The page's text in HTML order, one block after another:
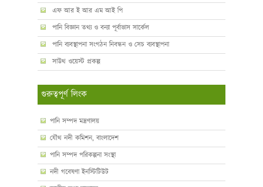
এফ আর ই আর এম আই পি
পানি বিজ্ঞান তথ্য ও বন্যা পূর্বাভাস সার্কেল
পানি ব্যবস্থাপনা সংগঠন নিবন্ধন ও সেচ ব্যবস্থাপনা
সাউথ ওয়েস্ট প্রকল্প
গুরুত্বপূর্ণ লিংক
পানি সম্পদ মন্ত্রণালয়
যৌথ নদী কমিশন, বাংলাদেশ
পানি সম্পদ পরিকল্পনা সংস্থা
নদী গবেষণা ইনস্টিটিউট